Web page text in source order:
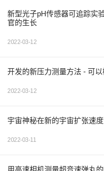
新型光子pH传感器可追踪实
官的生长
2022-03-12
开发的新压力测量方法 - 可
2022-03-12
宇宙神秘在新的宇宙扩张速
2022-03-11